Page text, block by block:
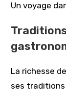
Un voyage
La richesse
ses